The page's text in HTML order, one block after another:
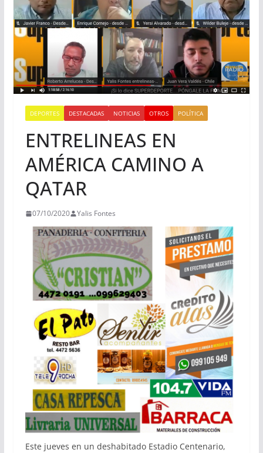
DEPORTES DESTACADAS NOTICIAS OTROS POLÍTICA
ENTRELINEAS EN
AMÉRICA CAMINO A
QATAR
07/10/2020 Yalis Fontes
Este jueves en un deshabitado Estadio Centenario,